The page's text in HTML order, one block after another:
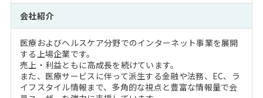
会社紹介
医療およびヘルスケア分野でのインターネット事業を展開
する上場企業です。
売上・利益ともに高成長を続けています。
また、医療サービスに伴って派生する金融や法務、EC、ラ
イフスタイル情報まで、多角的な視点と豊富な情報量で会